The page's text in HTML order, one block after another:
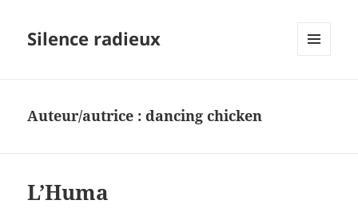
Silence radieux
Auteur/autrice :dancing chicken
L’Huma